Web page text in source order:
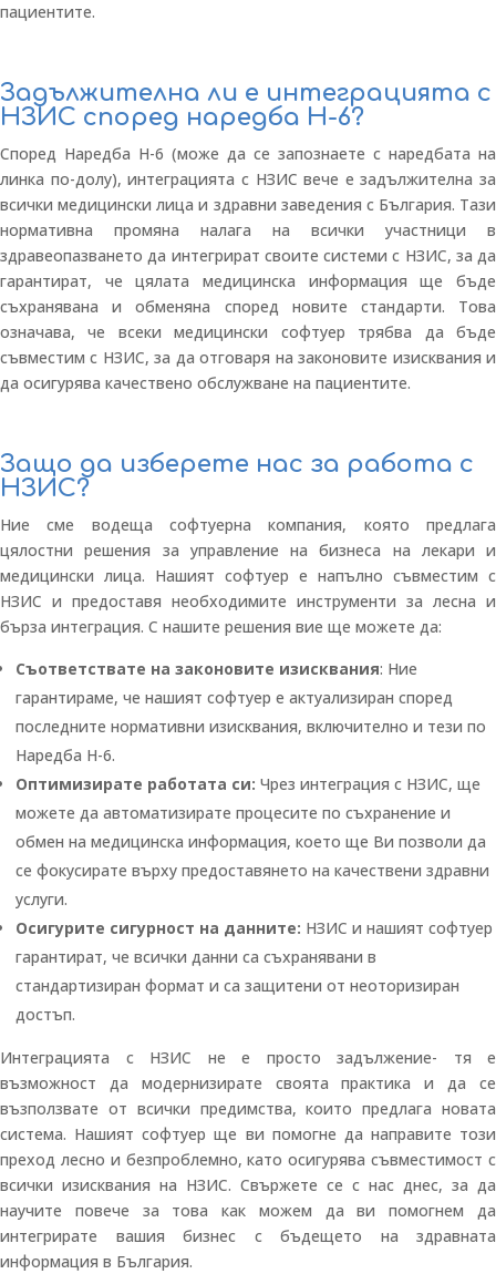
пациентите.
Задължителна ли е интеграцията с
НЗИС според наредба Н-6?
Според Наредба Н-6 (може да се запознаете с наредбата на
линка по-долу), интеграцията с НЗИС вече е задължителна за
всички медицински лица и здравни заведения с България. Тази
нормативна промяна налага на всички участници в
здравеопазването да интегрират своите системи с НЗИС, за да
гарантират, че цялата медицинска информация ще бъде
съхранявана и обменяна според новите стандарти. Това
означава, че всеки медицински софтуер трябва да бъде
съвместим с НЗИС, за да отговаря на законовите изисквания и
да осигурява качествено обслужване на пациентите.
Защо да изберете нас за работа с
НЗИС?
Ние сме водеща софтуерна компания, която предлага
цялостни решения за управление на бизнеса на лекари и
медицински лица. Нашият софтуер е напълно съвместим с
НЗИС и предоставя необходимите инструменти за лесна и
бърза интеграция. С нашите решения вие ще можете да:
Съответствате на законовите изисквания: Ние
гарантираме, че нашият софтуер е актуализиран според
последните нормативни изисквания, включително и тези по
Наредба Н-6.
Оптимизирате работата си: Чрез интеграция с НЗИС, ще
можете да автоматизирате процесите по съхранение и
обмен на медицинска информация, което ще Ви позволи да
се фокусирате върху предоставянето на качествени здравни
услуги.
Осигурите сигурност на данните: НЗИС и нашият софтуер
гарантират, че всички данни са съхранявани в
стандартизиран формат и са защитени от неоторизиран
достъп.
Интеграцията с НЗИС не е просто задължение- тя е
възможност да модернизирате своята практика и да се
възползвате от всички предимства, които предлага новата
система. Нашият софтуер ще ви помогне да направите този
преход лесно и безпроблемно, като осигурява съвместимост с
всички изисквания на НЗИС. Свържете се с нас днес, за да
научите повече за това как можем да ви помогнем да
интегрирате вашия бизнес с бъдещето на здравната
информация в България.